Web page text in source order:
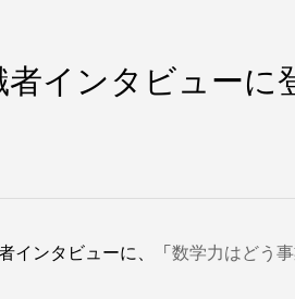
インタビューに
インタビューに、「数学力はどう